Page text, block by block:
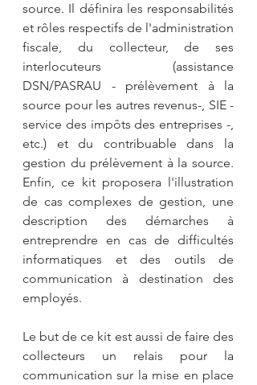
source. Il définira les responsabilités
et rôles respectifs de l'administration
fiscale, du collecteur, de ses
interlocuteurs (assistance
DSN/PASRAU - prélèvement à la
source pour les autres revenus-, SIE -
service des impôts des entreprises -,
etc.) et du contribuable dans la
gestion du prélèvement à la source.
Enfin, ce kit proposera l'illustration
de cas complexes de gestion, une
description des démarches à
entreprendre en cas de difficultés
informatiques et des outils de
communication à destination des
employés.
Le but de ce kit est aussi de faire des
collecteurs un relais pour la
communication sur la mise en place